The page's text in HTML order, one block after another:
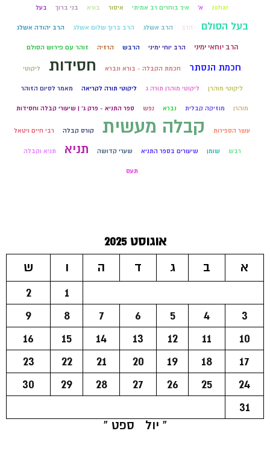
zohar א' איך בוחרים רב אמיתי איסור בורא בני ברוך בעל
בעל הסולם הרב הרב אשלג הרב ברוך שלום אשלג הרב יהודה אשלג
הרב יוחאי ימיני הרב יוחי ימיני הרבש הרזיה זוהר עם פירוש הסולם
חכמת הנסתר חכמת הקבלה - בורא ונברא חסידות ליקוטי
ליקוטי מוהרן ליקוטי מוהרן תורה ג ליקוטי תורה לקריאה מאמר לסיום הזוהר
מוהרן מוזיקה קבלית נברא נפש ספר התניא - פרק ג' | שיעורי קבלה וחסידות
עשר הספירות קבלה מעשית קורס קבלה רבי חיים ויטאל
רבש שומן שיעורים בספר התניא שערי קדושה תניא תניא וקבלה
תעס
אוגוסט 2025
א
ב ג ד ה ו
ש
1
2
3
4
5
6
7
8
9
10
11
12
13
14
15
16
17
18
19
20
21
22
23
24
25
26
27
28
29
30
31
« יול
ספט »